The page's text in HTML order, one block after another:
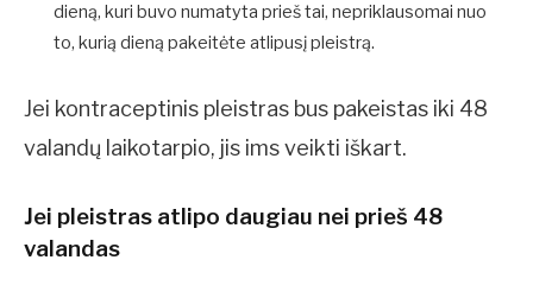
dieną, kuri buvo numatyta prieš tai, nepriklausomai nuo
to, kurią dieną pakeitėte atlipusį pleistrą.
Jei kontraceptinis pleistras bus pakeistas iki 48
valandų laikotarpio, jis ims veikti iškart.
Jei pleistras atlipo daugiau nei prieš 48
valandas